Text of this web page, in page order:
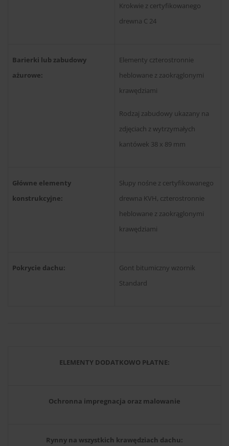
Krokwie z certyfikowanego
drewna C 24
Barierki lub zabudowy
ażurowe:
Elementy czterostronnie
heblowane z zaokrąglonymi
krawędziami
Rodzaj zabudowy ukazany na
zdjęciach z wytrzymałych
kantówek 38 x 89 mm
Główne elementy
konstrukcyjne:
Słupy nośne z certyfikowanego
drewna KVH, czterostronnie
heblowane z zaokrąglonymi
krawędziami
Pokrycie dachu:
Gont bitumiczny wzornik
Standard
ELEMENTY DODATKOWO PŁATNE:
Ochronna impregnacja oraz malowanie
Rynny na wszystkich krawędziach dachu: